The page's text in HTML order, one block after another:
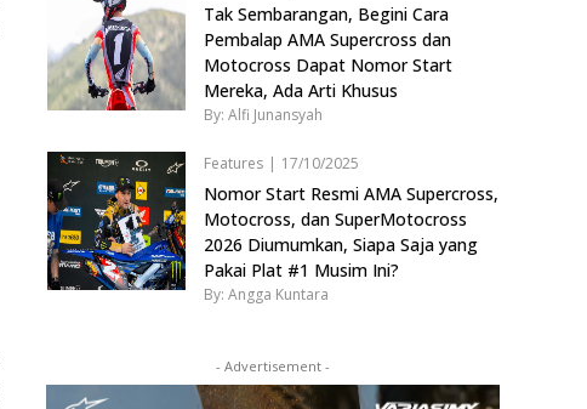
Tak Sembarangan, Begini Cara
Pembalap AMA Supercross dan
Motocross Dapat Nomor Start
Mereka, Ada Arti Khusus
By: Alfi Junansyah
Features | 17/10/2025
Nomor Start Resmi AMA Supercross,
Motocross, dan SuperMotocross
2026 Diumumkan, Siapa Saja yang
Pakai Plat #1 Musim Ini?
By: Angga Kuntara
- Advertisement -